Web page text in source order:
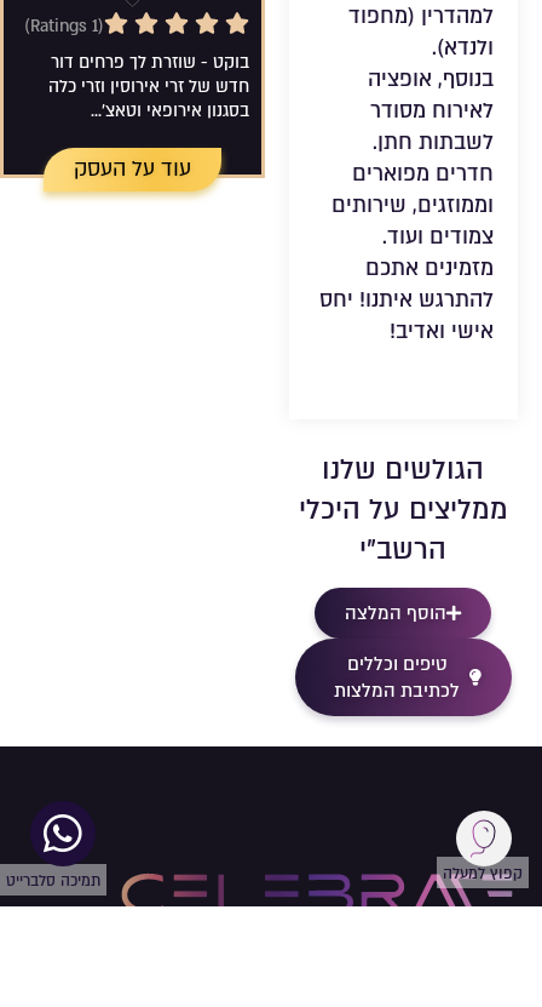
שמירה 5/5 Rating
(1 Ratings)
בוקט - שוזרת לך פרחים דור
חדש של זרי אירוסין וזרי כלה
בסגנון אירופאי וטאצ'...
עוד על העסק
למהדרין (מחפוד
ולנדא).
בנוסף, אופציה
לאירוח מסודר
לשבתות חתן.
חדרים מפוארים
וממוזגים, שירותים
צמודים ועוד.
מזמינים אתכם
להתרגש איתנו! יחס
אישי ואדיב!
הגולשים שלנו
ממליצים על היכלי
הרשב”י
הוסף המלצה
טיפים וכללים
לכתיבת המלצות
קפוץ למעלה תמיכה סלברייט